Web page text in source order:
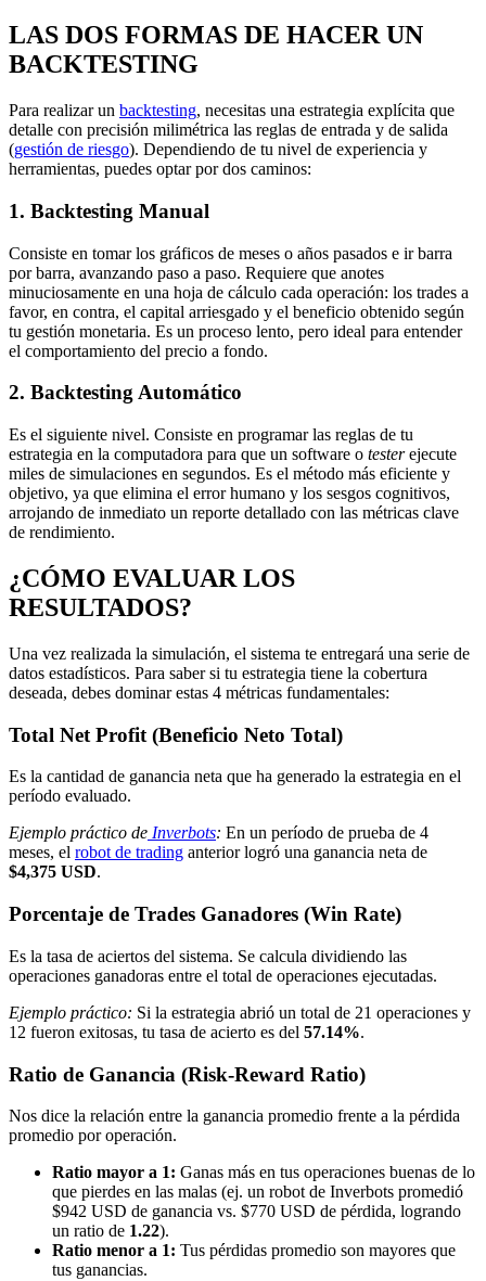
LAS DOS FORMAS DE HACER UN
BACKTESTING
Para realizar un backtesting, necesitas una estrategia explícita que
detalle con precisión milimétrica las reglas de entrada y de salida
(gestión de riesgo). Dependiendo de tu nivel de experiencia y
herramientas, puedes optar por dos caminos:
1. Backtesting Manual
Consiste en tomar los gráficos de meses o años pasados e ir barra
por barra, avanzando paso a paso. Requiere que anotes
minuciosamente en una hoja de cálculo cada operación: los trades a
favor, en contra, el capital arriesgado y el beneficio obtenido según
tu gestión monetaria. Es un proceso lento, pero ideal para entender
el comportamiento del precio a fondo.
2. Backtesting Automático
Es el siguiente nivel. Consiste en programar las reglas de tu
estrategia en la computadora para que un software o testerejecute
miles de simulaciones en segundos. Es el método más eficiente y
objetivo, ya que elimina el error humano y los sesgos cognitivos,
arrojando de inmediato un reporte detallado con las métricas clave
de rendimiento.
¿CÓMO EVALUAR LOS
RESULTADOS?
Una vez realizada la simulación, el sistema te entregará una serie de
datos estadísticos. Para saber si tu estrategia tiene la cobertura
deseada, debes dominar estas 4 métricas fundamentales:
Total Net Profit (Beneficio Neto Total)
Es la cantidad de ganancia neta que ha generado la estrategia en el
período evaluado.
Ejemplo práctico de Inverbots: En un período de prueba de 4
meses, el robot de trading anterior logró una ganancia neta de
$4,375 USD.
Porcentaje de Trades Ganadores (Win Rate)
Es la tasa de aciertos del sistema. Se calcula dividiendo las
operaciones ganadoras entre el total de operaciones ejecutadas.
Ejemplo práctico: Si la estrategia abrió un total de 21 operaciones y
12 fueron exitosas, tu tasa de acierto es del 57.14%.
Ratio de Ganancia (Risk-Reward Ratio)
Nos dice la relación entre la ganancia promedio frente a la pérdida
promedio por operación.
Ratio mayor a 1: Ganas más en tus operaciones buenas de lo
que pierdes en las malas (ej. un robot de Inverbots promedió
$942 USD de ganancia vs. $770 USD de pérdida, logrando
un ratio de 1.22).
Ratio menor a 1: Tus pérdidas promedio son mayores que
tus ganancias.